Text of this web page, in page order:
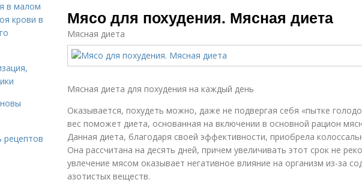
Мясо для похудения. Мясная диета
Мясная диета
Мясная диета для похудения на каждый день
Оказывается, похудеть можно, даже не подвергая себя «пытке
вес поможет диета, основанная на включении в основной рацион
Данная диета, благодаря своей эффективности, приобрела
Она рассчитана на десять дней, причем увеличивать этот срок не
увлечение мясом оказывает негативное влияние на организм из-за
азотистых веществ.
в малом
крови в
рецептов